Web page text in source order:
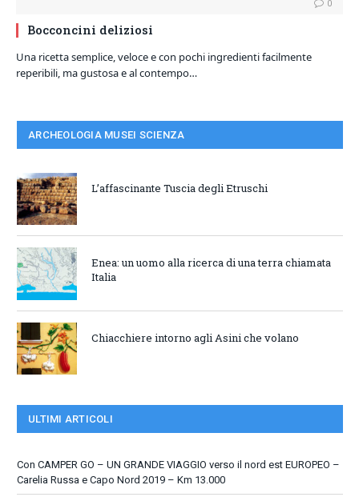
0
Bocconcini deliziosi
Una ricetta semplice, veloce e con pochi ingredienti facilmente
reperibili, ma gustosa e al contempo…
ARCHEOLOGIA MUSEI SCIENZA
L’affascinante Tuscia degli Etruschi
Enea: un uomo alla ricerca di una terra chiamata
Italia
Chiacchiere intorno agli Asini che volano
ULTIMI ARTICOLI
Con CAMPER GO – UN GRANDE VIAGGIO verso il nord est EUROPEO –
Carelia Russa e Capo Nord 2019 – Km 13.000